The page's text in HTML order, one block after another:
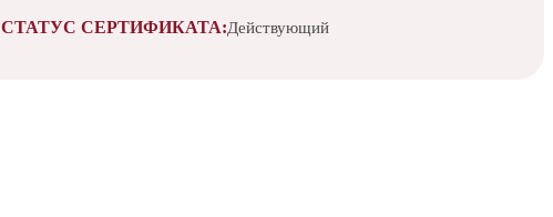
СТАТУС СЕРТИФИКАТА:Действующий